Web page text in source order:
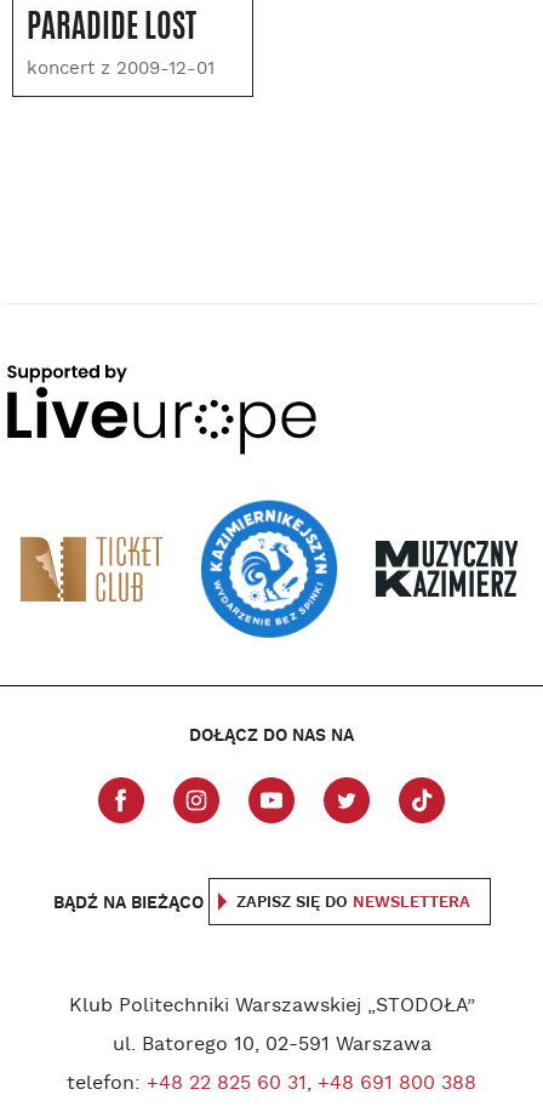
PARADIDE LOST
koncert z 2009-12-01
DOŁĄCZ DO NAS NA
BĄDŹ NA BIEŻĄCO ZAPISZ SIĘ DO NEWSLETTERA
Klub Politechniki Warszawskiej „STODOŁA”
ul. Batorego 10, 02-591 Warszawa
telefon: +48 22 825 60 31, +48 691 800 388